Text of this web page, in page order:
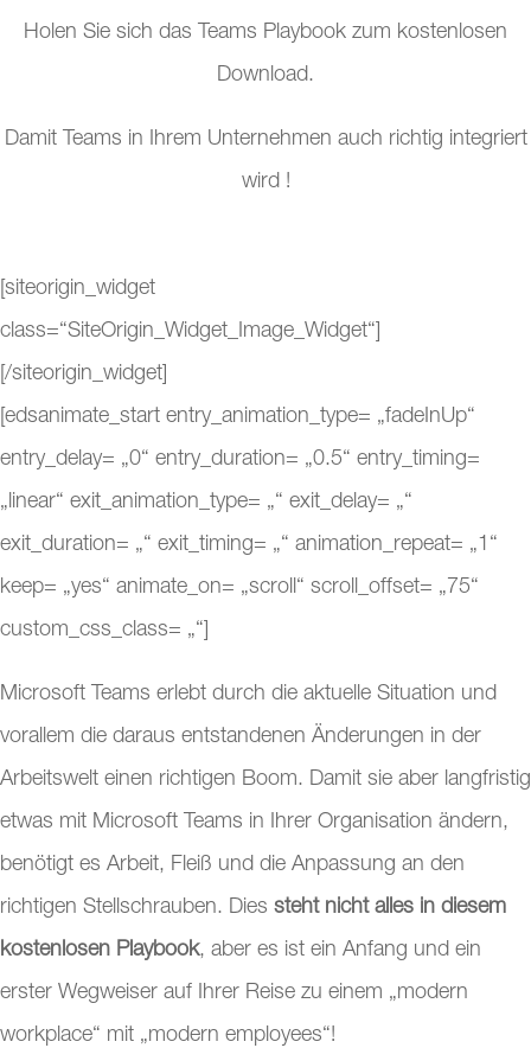
Holen Sie sich das Teams Playbook zum kostenlosen
Download.
Damit Teams in Ihrem Unternehmen auch richtig integriert
wird !
[siteorigin_widget
class=“SiteOrigin_Widget_Image_Widget“]
[/siteorigin_widget]
[edsanimate_start entry_animation_type= „fadeInUp“
entry_delay= „0“ entry_duration= „0.5“ entry_timing=
„linear“ exit_animation_type= „“ exit_delay= „“
exit_duration= „“ exit_timing= „“ animation_repeat= „1“
keep= „yes“ animate_on= „scroll“ scroll_offset= „75“
custom_css_class= „“]
Microsoft Teams erlebt durch die aktuelle Situation und
vorallem die daraus entstandenen Änderungen in der
Arbeitswelt einen richtigen Boom. Damit sie aber langfristig
etwas mit Microsoft Teams in Ihrer Organisation ändern,
benötigt es Arbeit, Fleiß und die Anpassung an den
richtigen Stellschrauben. Dies steht nicht alles in diesem
kostenlosen Playbook, aber es ist ein Anfang und ein
erster Wegweiser auf Ihrer Reise zu einem „modern
workplace“ mit „modern employees“!